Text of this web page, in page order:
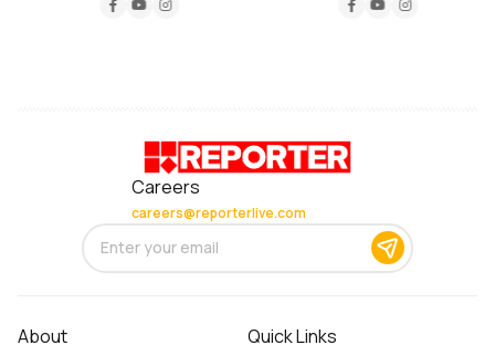
Careers
careers@reporterlive.com
About Quick Links